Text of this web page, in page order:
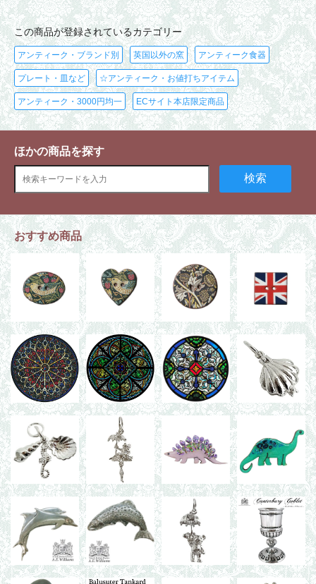
この商品が登録されているカテゴリー
アンティーク・ブランド別 英国以外の窯 アンティーク食器
プレート・皿など ☆アンティーク・お値打ちアイテム
アンティーク・3000円均一 ECサイト本店限定商品
ほかの商品を探す
検索
おすすめ商品